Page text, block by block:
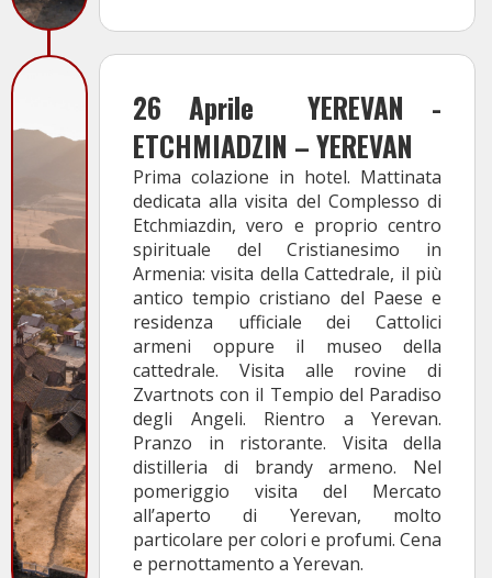
26 AprileYEREVAN -
ETCHMIADZIN – YEREVAN
Prima colazione in hotel. Mattinata
dedicata alla visita del Complesso di
Etchmiazdin, vero e proprio centro
spirituale del Cristianesimo in
Armenia: visita della Cattedrale, il più
antico tempio cristiano del Paese e
residenza ufficiale dei Cattolici
armeni oppure il museo della
cattedrale. Visita alle rovine di
Zvartnots con il Tempio del Paradiso
degli Angeli. Rientro a Yerevan.
Pranzo in ristorante. Visita della
distilleria di brandy armeno. Nel
pomeriggio visita del Mercato
all’aperto di Yerevan, molto
particolare per colori e profumi. Cena
e pernottamento a Yerevan.